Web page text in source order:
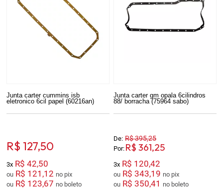
Junta carter cummins isb
eletronico 6cil papel (60216an)
R$ 127,50
3x R$ 42,50
ou R$ 121,12
no pix
ou R$ 123,67 no boleto
Junta carter gm opala 6cilindros
88/ borracha (75964 sabo)
De: R$ 395,25
Por: R$ 361,25
3x R$ 120,42
ou R$ 343,19
no pix
ou R$ 350,41 no boleto